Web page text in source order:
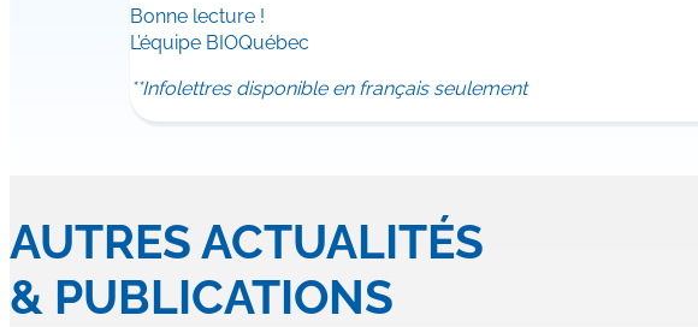
Bonne lecture !
L’équipe BIOQuébec
**Infolettres disponible en français seulement
AUTRES ACTUALITÉS
& PUBLICATIONS